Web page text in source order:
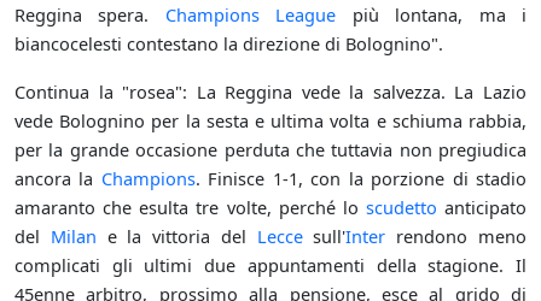
Reggina spera. Champions League più lontana, ma i
biancocelesti contestano la direzione di Bolognino".
Continua la "rosea": La Reggina vede la salvezza. La Lazio
vede Bolognino per la sesta e ultima volta e schiuma rabbia,
per la grande occasione perduta che tuttavia non pregiudica
ancora la Champions. Finisce 1-1, con la porzione di stadio
amaranto che esulta tre volte, perché lo scudetto anticipato
del Milan e la vittoria del Leccesull'Inter rendono meno
complicati gli ultimi due appuntamenti della stagione. Il
45enne arbitro, prossimo alla pensione, esce al grido di